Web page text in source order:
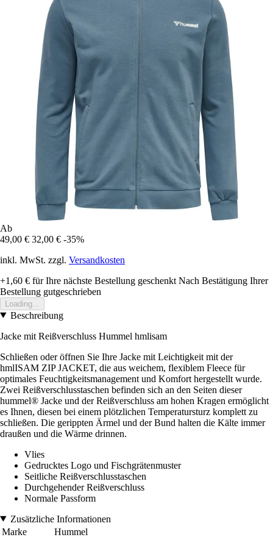
Ab
49,00 € 32,00 € -35%
inkl. MwSt. zzgl. Versandkosten
+1,60 € für Ihre nächste Bestellung geschenkt Nach Bestätigung Ihrer
Bestellung gutgeschrieben
Loading...
Beschreibung
Jacke mit Reißverschluss Hummel hmlisam
Schließen oder öffnen Sie Ihre Jacke mit Leichtigkeit mit der
hmlISAM ZIP JACKET, die aus weichem, flexiblem Fleece für
optimales Feuchtigkeitsmanagement und Komfort hergestellt wurde.
Zwei Reißverschlusstaschen befinden sich an den Seiten dieser
hummel® Jacke und der Reißverschluss am hohen Kragen ermöglicht
es Ihnen, diesen bei einem plötzlichen Temperatursturz komplett zu
schließen. Die gerippten Ärmel und der Bund halten die Kälte immer
draußen und die Wärme drinnen.
Vlies
Gedrucktes Logo und Fischgrätenmuster
Seitliche Reißverschlusstaschen
Durchgehender Reißverschluss
Normale Passform
Zusätzliche Informationen
Marke
Hummel